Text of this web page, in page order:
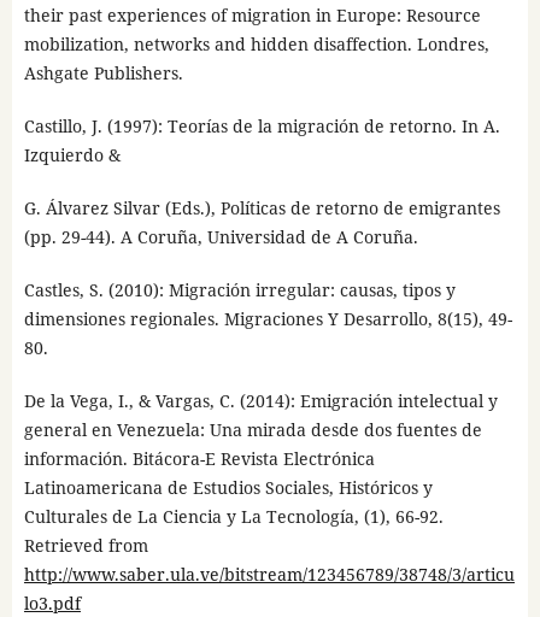
their past experiences of migration in Europe: Resource
mobilization, networks and hidden disaffection. Londres,
Ashgate Publishers.
Castillo, J. (1997): Teorías de la migración de retorno. In A.
Izquierdo &
G. Álvarez Silvar (Eds.), Políticas de retorno de emigrantes
(pp. 29-44). A Coruña, Universidad de A Coruña.
Castles, S. (2010): Migración irregular: causas, tipos y
dimensiones regionales. Migraciones Y Desarrollo, 8(15), 49-
80.
De la Vega, I., & Vargas, C. (2014): Emigración intelectual y
general en Venezuela: Una mirada desde dos fuentes de
información. Bitácora-E Revista Electrónica
Latinoamericana de Estudios Sociales, Históricos y
Culturales de La Ciencia y La Tecnología, (1), 66-92.
Retrieved from
http://www.saber.ula.ve/bitstream/123456789/38748/3/articu
lo3.pdf